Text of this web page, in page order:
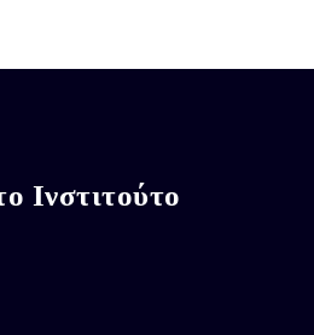
Ινστιτούτο